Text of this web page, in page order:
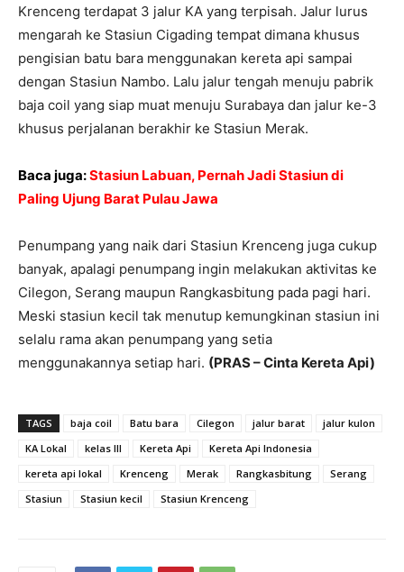
Krenceng terdapat 3 jalur KA yang terpisah. Jalur lurus
mengarah ke Stasiun Cigading tempat dimana khusus
pengisian batu bara menggunakan kereta api sampai
dengan Stasiun Nambo. Lalu jalur tengah menuju pabrik
baja coil yang siap muat menuju Surabaya dan jalur ke-3
khusus perjalanan berakhir ke Stasiun Merak.
Baca juga:Stasiun Labuan, Pernah Jadi Stasiun di
Paling Ujung Barat Pulau Jawa
Penumpang yang naik dari Stasiun Krenceng juga cukup
banyak, apalagi penumpang ingin melakukan aktivitas ke
Cilegon, Serang maupun Rangkasbitung pada pagi hari.
Meski stasiun kecil tak menutup kemungkinan stasiun ini
selalu rama akan penumpang yang setia
menggunakannya setiap hari. (PRAS – Cinta Kereta Api)
TAGS baja coil Batu bara Cilegon jalur barat
jalur kulon
KA Lokal
kelas III Kereta Api
Kereta Api Indonesia
kereta api lokal
Krenceng Merak Rangkasbitung
Serang
Stasiun
Stasiun kecil Stasiun Krenceng